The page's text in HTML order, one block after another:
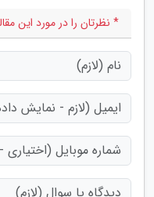
* نظرتان را در مورد این